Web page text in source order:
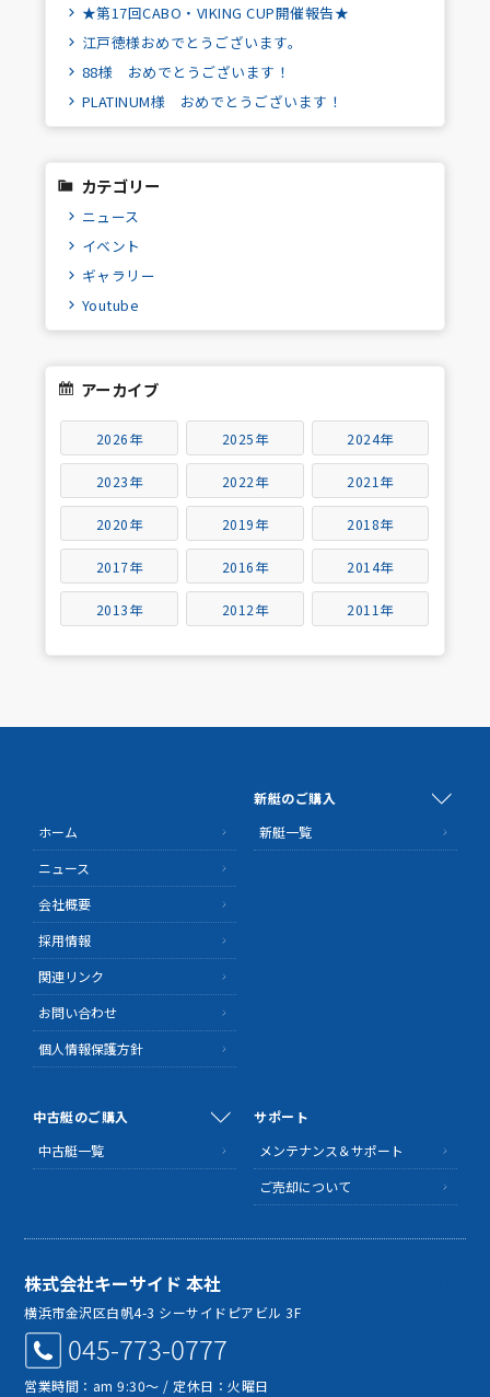
★第17回CABO・VIKING CUP開催報告★
江戸徳様おめでとうございます。
88様 おめでとうございます！
PLATINUM様 おめでとうございます！
カテゴリー
ニュース
イベント
ギャラリー
Youtube
アーカイブ
2026年 2025年 2024年
2023年 2022年 2021年
2020年 2019年 2018年
2017年 2016年 2014年
2013年 2012年 2011年
ホーム
ニュース
会社概要
採用情報
関連リンク
お問い合わせ
個人情報保護方針
新艇のご購入
新艇一覧
中古艇のご購入
中古艇一覧
サポート
メンテナンス＆サポート
ご売却について
株式会社キーサイド 本社
横浜市金沢区白帆4-3 シーサイドピアビル 3F
045-773-0777
営業時間：am 9:30～ / 定休日：火曜日